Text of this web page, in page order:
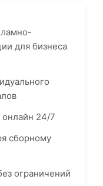
для бизнеса
онлайн 24/7
сборному
ограничений